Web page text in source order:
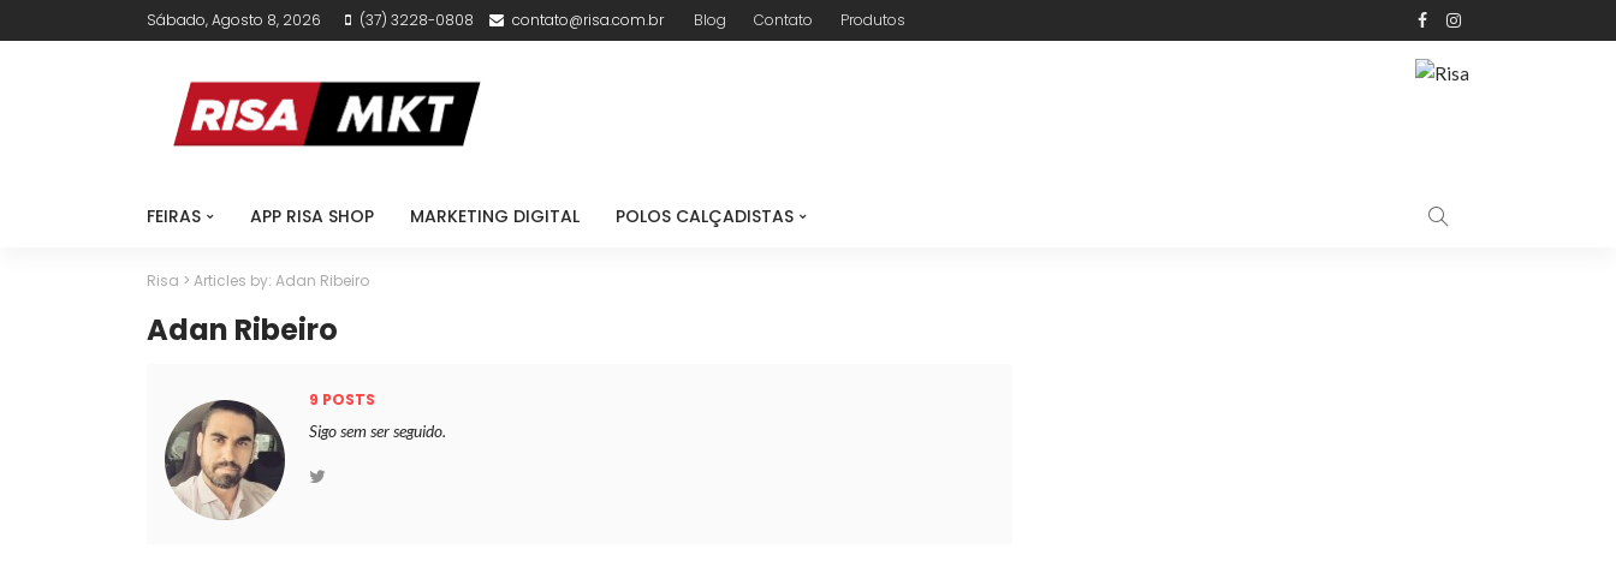
Sábado, Agosto 8, 2026 (37) 3228-0808 contato@risa.com.br Blog Contato Produtos
FEIRAS APP RISA SHOP MARKETING DIGITAL POLOS CALÇADISTAS
Risa > Articles by: Adan Ribeiro
Adan Ribeiro
9 POSTS
Sigo sem ser seguido.